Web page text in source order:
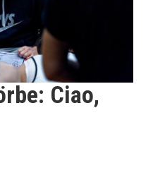
Ciao,